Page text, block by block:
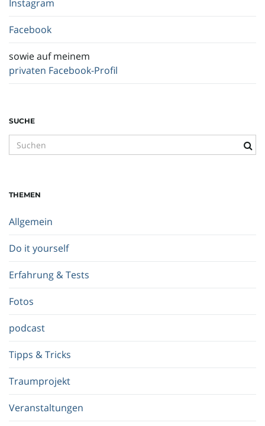
Instagram
Facebook
sowie auf meinem
privaten Facebook-Profil
SUCHE
u
b
g
i
f
.
.
.
THEMEN
Allgemein
Do it yourself
Erfahrung & Tests
Fotos
podcast
Tipps & Tricks
Traumprojekt
Veranstaltungen